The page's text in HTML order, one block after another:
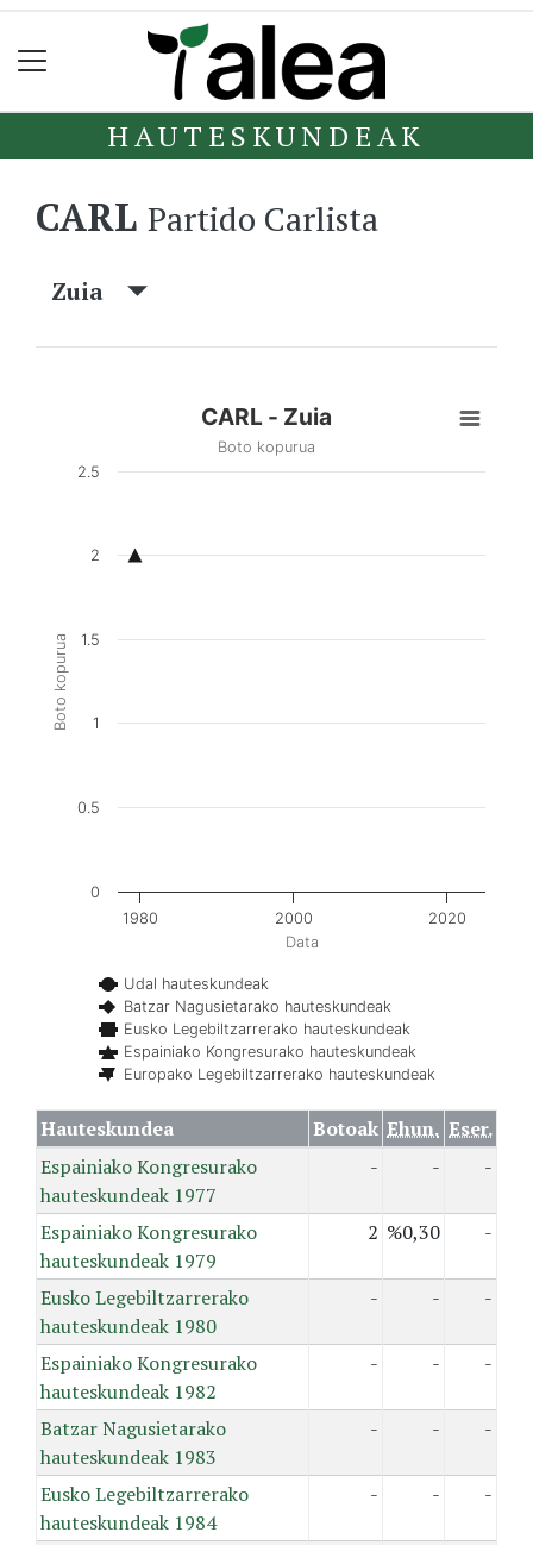
HAUTESKUNDEAK
CARL Partido Carlista
Zuia
Data
Boto kopurua
CARL - Zuia
Boto kopurua
Udal hauteskundeak
Batzar Nagusietarako hauteskundeak
Eusko Legebiltzarrerako hauteskundeak
Espainiako Kongresurako hauteskundeak
Europako Legebiltzarrerako hauteskundeak
1980 2000 2020
0
0.5
1
1.5
2
2.5
Hauteskundea Botoak Ehun. Eser.
Espainiako Kongresurako
hauteskundeak 1977
- - -
Espainiako Kongresurako
hauteskundeak 1979
2 %0,30 -
Eusko Legebiltzarrerako
hauteskundeak 1980
- - -
Espainiako Kongresurako
hauteskundeak 1982
- - -
Batzar Nagusietarako
hauteskundeak 1983
- - -
Eusko Legebiltzarrerako
hauteskundeak 1984
- - -